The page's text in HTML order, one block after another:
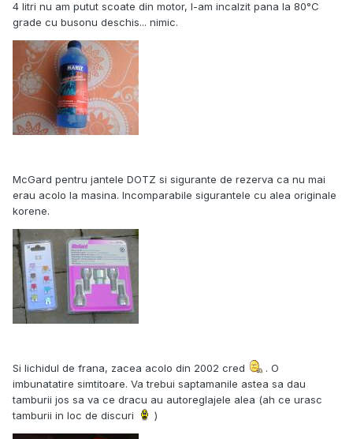
4 litri nu am putut scoate din motor, l-am incalzit pana la 80°C
grade cu busonu deschis... nimic.
McGard pentru jantele DOTZ si sigurante de rezerva ca nu mai
erau acolo la masina. Incomparabile sigurantele cu alea originale
korene.
Si lichidul de frana, zacea acolo din 2002 cred
. O
imbunatatire simtitoare. Va trebui saptamanile astea sa dau
tamburii jos sa va ce dracu au autoreglajele alea (ah ce urasc
tamburii in loc de discuri
)